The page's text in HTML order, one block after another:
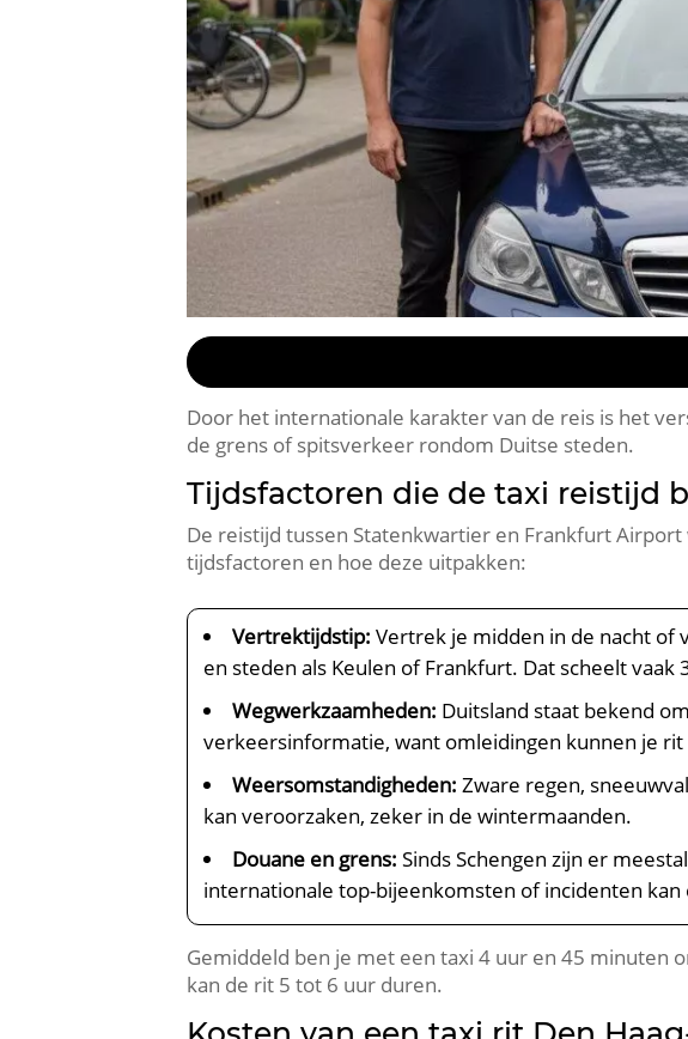
Door het internationale karakter van de reis is het
de grens of spitsverkeer rondom Duitse steden.
Tijdsfactoren die de taxi reistijd
De reistijd tussen Statenkwartier en Frankfurt
tijdsfactoren en hoe deze uitpakken:
Vertrektijdstip: Vertrek je midden in de nacht of
en steden als Keulen of Frankfurt. Dat scheelt
Wegwerkzaamheden: Duitsland staat bekend
verkeersinformatie, want omleidingen kunnen je
Weersomstandigheden: Zware regen,
kan veroorzaken, zeker in de wintermaanden.
Douane en grens: Sinds Schengen zijn er
internationale top-bijeenkomsten of incidenten
Gemiddeld ben je met een taxi 4 uur en 45 minuten
kan de rit 5 tot 6 uur duren.